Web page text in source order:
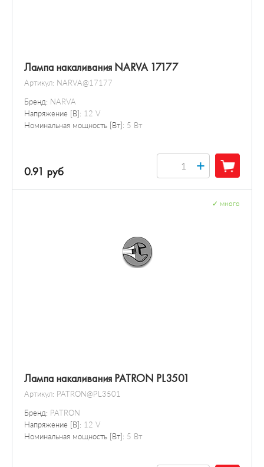
Лампа накаливания NARVA 17177
Артикул: NARVA@17177
Бренд: NARVA
Напряжение [В]: 12 V
Номинальная мощность [Вт]: 5 Вт
0.91 руб +
Лампа накаливания PATRON PL3501
Артикул: PATRON@PL3501
Бренд: PATRON
Напряжение [В]: 12 V
Номинальная мощность [Вт]: 5 Вт
много